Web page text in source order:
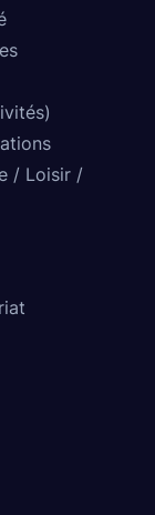
/ Loisir /